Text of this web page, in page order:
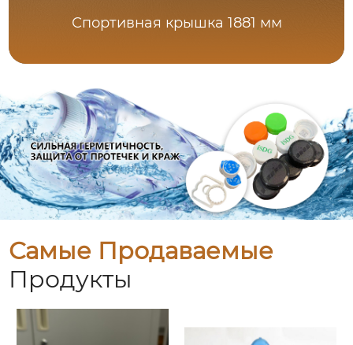
Спортивная крышка 1881 мм
Самые Продаваемые
Продукты